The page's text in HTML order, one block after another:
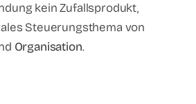
kein Zufallsprodukt,
Steuerungsthema von
Organisation.